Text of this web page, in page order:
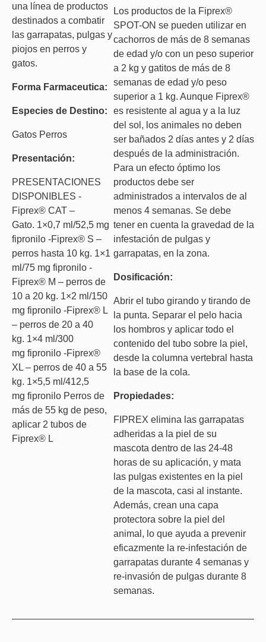
una línea de productos
destinados a combatir
las garrapatas, pulgas y
piojos en perros y
gatos.
Forma Farmaceutica:
Especies de Destino:
Gatos Perros
Presentación:
PRESENTACIONES
DISPONIBLES -
Fiprex® CAT –
Gato. 1×0,7 ml/52,5 mg
fipronilo -Fiprex® S –
perros hasta 10 kg. 1×1
ml/75 mg fipronilo -
Fiprex® M – perros de
10 a 20 kg. 1×2 ml/150
mg fipronilo -Fiprex® L
– perros de 20 a 40
kg. 1×4 ml/300
mg fipronilo -Fiprex®
XL – perros de 40 a 55
kg. 1×5,5 ml/412,5
mg fipronilo Perros de
más de 55 kg de peso,
aplicar 2 tubos de
Fiprex® L
Los productos de la Fiprex®
SPOT-ON se pueden utilizar en
cachorros de más de 8 semanas
de edad y/o con un peso superior
a 2 kg y gatitos de más de 8
semanas de edad y/o peso
superior a 1 kg. Aunque Fiprex®
es resistente al agua y a la luz
del sol, los animales no deben
ser bañados 2 días antes y 2 días
después de la administración.
Para un efecto óptimo los
productos debe ser
administrados a intervalos de al
menos 4 semanas. Se debe
tener en cuenta la gravedad de la
infestación de pulgas y
garrapatas, en la zona.
Dosificación:
Abrir el tubo girando y tirando de
la punta. Separar el pelo hacia
los hombros y aplicar todo el
contenido del tubo sobre la piel,
desde la columna vertebral hasta
la base de la cola.
Propiedades:
FIPREX elimina las garrapatas
adheridas a la piel de su
mascota dentro de las 24-48
horas de su aplicación, y mata
las pulgas existentes en la piel
de la mascota, casi al instante.
Además, crean una capa
protectora sobre la piel del
animal, lo que ayuda a prevenir
eficazmente la re-infestación de
garrapatas durante 4 semanas y
re-invasión de pulgas durante 8
semanas.